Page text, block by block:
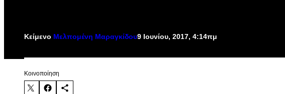
Κείμενο Μελπομένη Μαραγκίδου9 Ιουνίου, 2017, 4:14πμ
Kοινοποίηση